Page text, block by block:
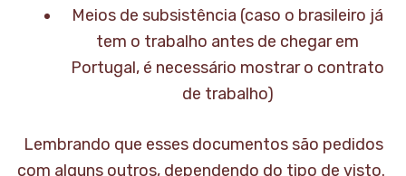
Meios de subsistência (caso o brasileiro já
tem o trabalho antes de chegar em
Portugal, é necessário mostrar o contrato
de trabalho)
Lembrando que esses documentos são pedidos
com alguns outros, dependendo do tipo de visto.